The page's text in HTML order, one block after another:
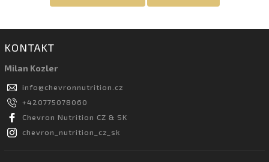
KONTAKT
Milan Kozler
info@chevronnutrition.cz
+420775078060
Chevron Nutrition CZ & SK
chevron_nutrition_cz_sk